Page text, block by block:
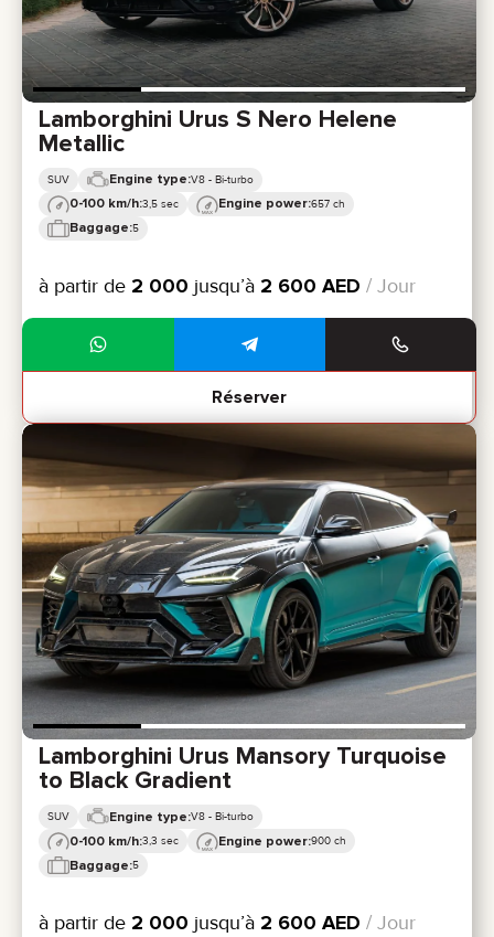
Lamborghini Urus S Nero Helene
Metallic
SUV Engine type:V8 - Bi-turbo
0-100 km/h:3,5 sec Engine power:657 ch
Baggage:5
à partir de 2 000 jusqu’à 2 600 AED / Jour
Réserver
Lamborghini Urus Mansory Turquoise
to Black Gradient
SUV Engine type:V8 - Bi-turbo
0-100 km/h:3,3 sec Engine power:900 ch
Baggage:5
à partir de 2 000 jusqu’à 2 600 AED / Jour